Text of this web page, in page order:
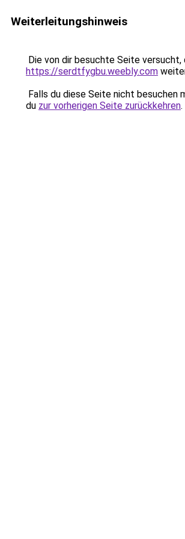
Weiterleitungshinweis
Die von dir besuchte Seite versucht,
https://serdtfygbu.weebly.com
Falls du diese Seite nicht besuchen
du zur vorherigen Seite zurückkehren.